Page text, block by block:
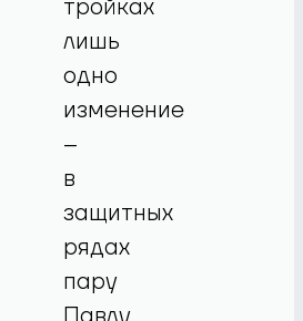
тройках
лишь
одно
изменение
–
в
защитных
рядах
пару